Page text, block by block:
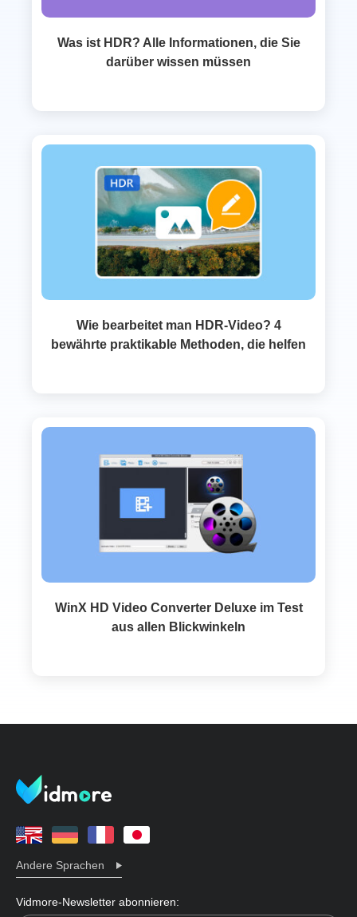
Was ist HDR? Alle Informationen, die Sie
darüber wissen müssen
Wie bearbeitet man HDR-Video? 4
bewährte praktikable Methoden, die helfen
WinX HD Video Converter Deluxe im Test
aus allen Blickwinkeln
Andere Sprachen
Vidmore-Newsletter abonnieren: